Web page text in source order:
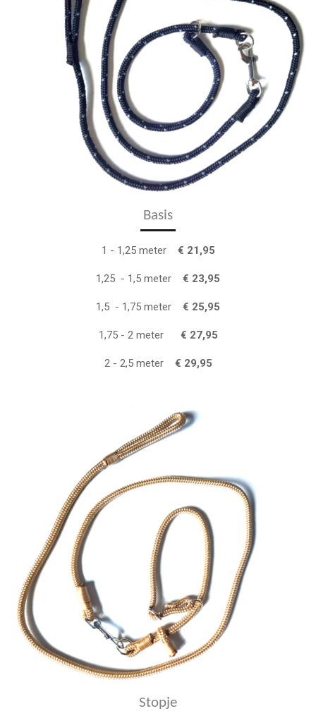
Basis
1 - 1,25 meter € 21,95
1,25 - 1,5 meter € 23,95
1,5 - 1,75 meter € 25,95
1,75 - 2 meter € 27,95
2 - 2,5 meter € 29,95
Stopje